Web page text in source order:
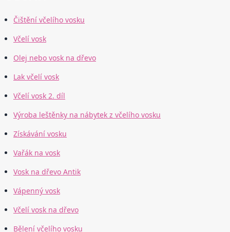
Čištění včelího vosku
Včelí vosk
Olej nebo vosk na dřevo
Lak včelí vosk
Včelí vosk 2. díl
Výroba leštěnky na nábytek z včelího vosku
Získávání vosku
Vařák na vosk
Vosk na dřevo Antik
Vápenný vosk
Včelí vosk na dřevo
Bělení včelího vosku